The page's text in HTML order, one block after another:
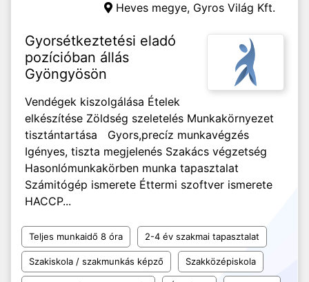
Heves megye, Gyros Világ Kft.
Gyorsétkeztetési eladó
pozícióban állás
Gyöngyösön
Vendégek kiszolgálása Ételek
elkészítése Zöldség szeletelés Munkakörnyezet
tisztántartása Gyors,precíz munkavégzés
Igényes, tiszta megjelenés Szakács végzetség
Hasonlómunkakörben munka tapasztalat
Számitógép ismerete Éttermi szoftver ismerete
HACCP...
Teljes munkaidő 8 óra 2-4 év szakmai tapasztalat
Szakiskola / szakmunkás képző Szakközépiskola